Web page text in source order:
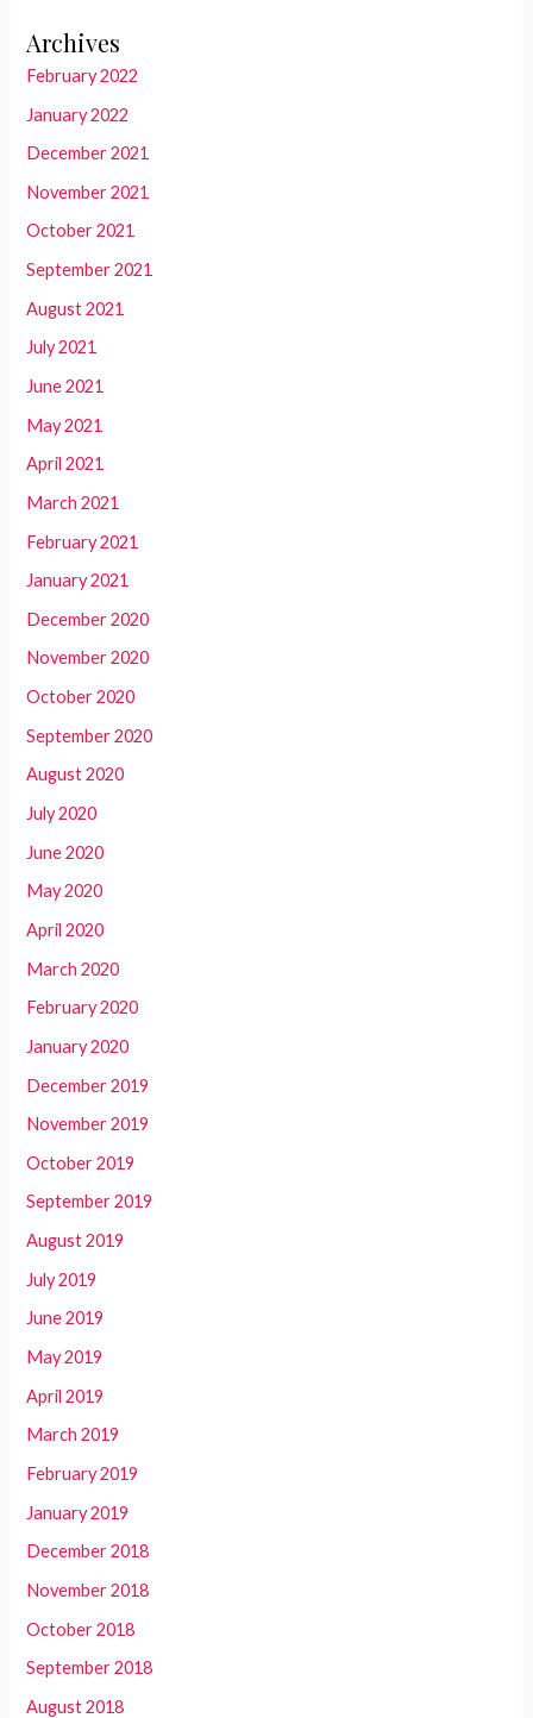
Archives
February 2022
January 2022
December 2021
November 2021
October 2021
September 2021
August 2021
July 2021
June 2021
May 2021
April 2021
March 2021
February 2021
January 2021
December 2020
November 2020
October 2020
September 2020
August 2020
July 2020
June 2020
May 2020
April 2020
March 2020
February 2020
January 2020
December 2019
November 2019
October 2019
September 2019
August 2019
July 2019
June 2019
May 2019
April 2019
March 2019
February 2019
January 2019
December 2018
November 2018
October 2018
September 2018
August 2018